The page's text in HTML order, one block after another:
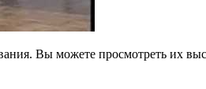
Вы можете просмотреть их